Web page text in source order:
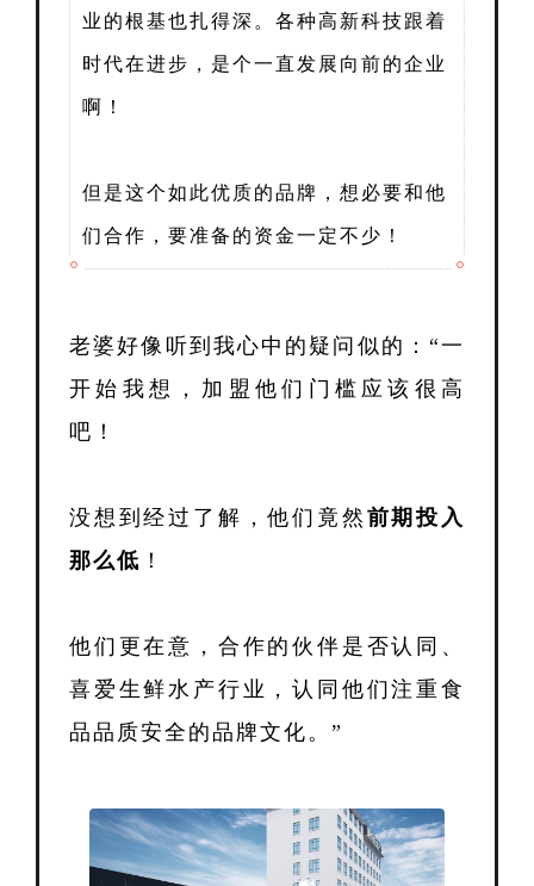
业的根基也扎得深。各种高新科技跟着
时代在进步，是个一直发展向前的企业
啊！
但是这个如此优质的品牌，想必要和他
们合作，要准备的资金一定不少！
老婆好像听到我心中的疑问似的： “一
开始我想，加盟他们门槛应该很高
吧！
没想到经过了解，他们竟然 前期投入
那么低 ！
他们更在意，合作的伙伴是否认同、
喜爱生鲜水产行业，认同他们注重食
品品质安全的品牌文化。 ”